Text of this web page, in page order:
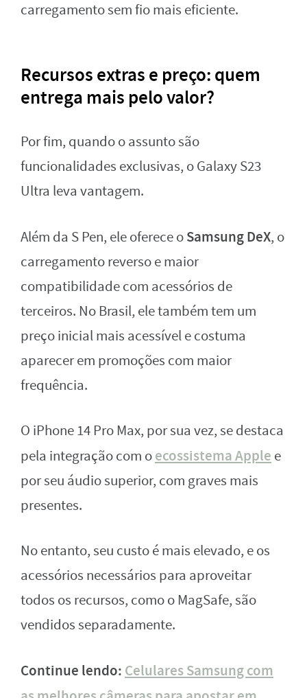
carregamento sem fio mais eficiente.
Recursos extras e preço: quem
entrega mais pelo valor?
Por fim, quando o assunto são
funcionalidades exclusivas, o Galaxy S23
Ultra leva vantagem.
Além da S Pen, ele oferece oSamsung DeX, o
carregamento reverso e maior
compatibilidade com acessórios de
terceiros. No Brasil, ele também tem um
preço inicial mais acessível e costuma
aparecer em promoções com maior
frequência.
O iPhone 14 Pro Max, por sua vez, se destaca
pela integração com oecossistema Apple e
por seu áudio superior, com graves mais
presentes.
No entanto, seu custo é mais elevado, e os
acessórios necessários para aproveitar
todos os recursos, como o MagSafe, são
vendidos separadamente.
Continue lendo: Celulares Samsung com